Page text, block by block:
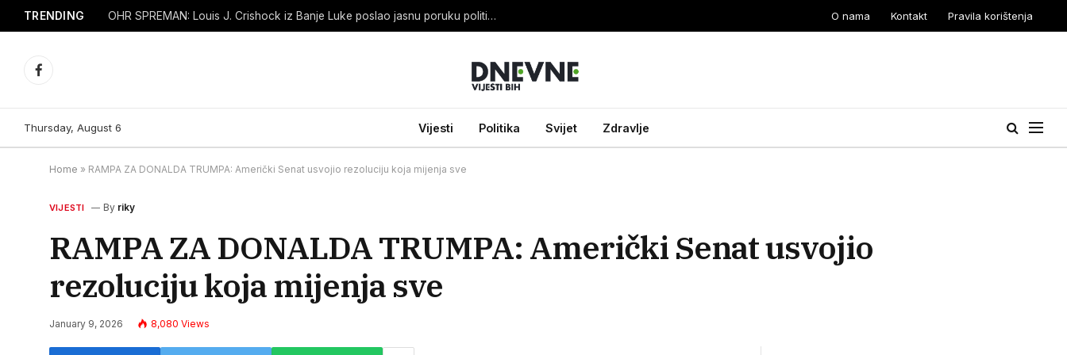
TRENDING OHR SPREMAN: Louis J. Crishock iz Banje Luke poslao jasnu poruku političarima O nama Kontakt Pravila korištenja
Facebook
Thursday, August 6 Vijesti Politika Svijet Zdravlje
Home » RAMPA ZA DONALDA TRUMPA: Američki Senat usvojio rezoluciju koja mijenja sve
VIJESTI By riky
RAMPA ZA DONALDA TRUMPA: Američki Senat usvojio
rezoluciju koja mijenja sve
January 9, 2026 8,080 Views